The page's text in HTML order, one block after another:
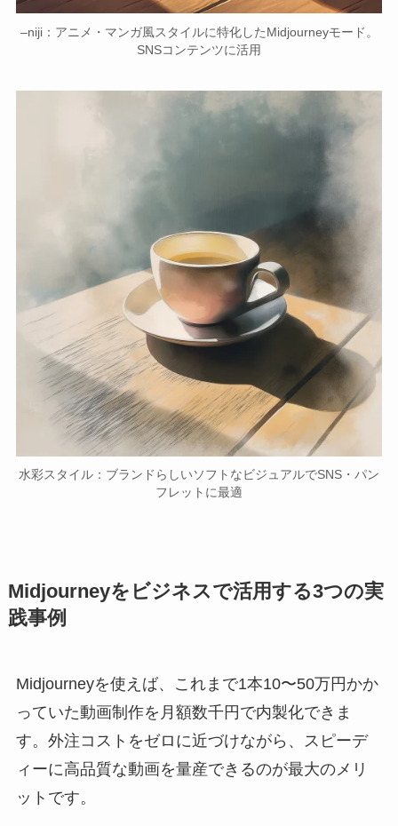
–niji：アニメ・マンガ風スタイルに特化したMidjourneyモード。
SNSコンテンツに活用
水彩スタイル：ブランドらしいソフトなビジュアルでSNS・パン
フレットに最適
Midjourneyをビジネスで活用する3つの実
践事例
Midjourneyを使えば、これまで1本10〜50万円かか
っていた動画制作を月額数千円で内製化できま
す。外注コストをゼロに近づけながら、スピーデ
ィーに高品質な動画を量産できるのが最大のメリ
ットです。